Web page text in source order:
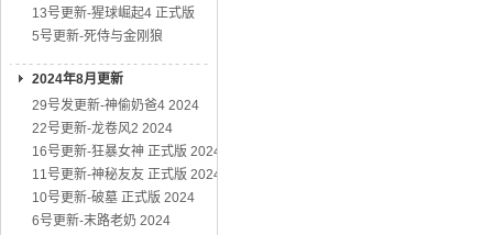
13号更新-猩球崛起4 正式版
5号更新-死侍与金刚狼
2024年8月更新
29号发更新-神偷奶爸4 2024
22号更新-龙卷风2 2024
16号更新-狂暴女神 正式版 2024
11号更新-神秘友友 正式版 2024
10号更新-破墓 正式版 2024
6号更新-末路老奶 2024